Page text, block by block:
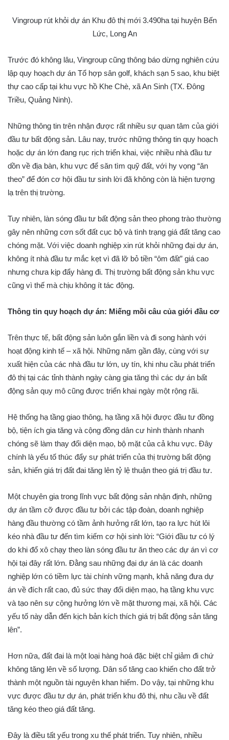
Vingroup rút khỏi dự án Khu đô thị mới 3.490ha tại huyện Bến
Lức, Long An
Trước đó không lâu, Vingroup cũng thông báo dừng nghiên cứu
lập quy hoạch dự án Tổ hợp sân golf, khách sạn 5 sao, khu biệt
thự cao cấp tại khu vực hồ Khe Chè, xã An Sinh (TX. Đông
Triều, Quảng Ninh).
Những thông tin trên nhận được rất nhiều sự quan tâm của giới
đầu tư bất động sản. Lâu nay, trước những thông tin quy hoạch
hoặc dự án lớn đang rục rịch triển khai, việc nhiều nhà đầu tư
dồn về địa bàn, khu vực để săn tìm quỹ đất, với hy vọng “ăn
theo” để đón cơ hội đầu tư sinh lời đã không còn là hiện tượng
lạ trên thị trường.
Tuy nhiên, làn sóng đầu tư bất động sản theo phong trào thường
gây nên những cơn sốt đất cục bộ và tình trạng giá đất tăng cao
chóng mặt. Với việc doanh nghiệp xin rút khỏi những đại dự án,
không ít nhà đầu tư mắc kẹt vì đã lỡ bỏ tiền “ôm đất” giá cao
nhưng chưa kịp đẩy hàng đi. Thị trường bất động sản khu vực
cũng vì thế mà chịu không ít tác động.
Thông tin quy hoạch dự án: Miếng mồi câu của giới đầu cơ
Trên thực tế, bất động sản luôn gắn liền và đi song hành với
hoạt động kinh tế – xã hội. Những năm gần đây, cùng với sự
xuất hiện của các nhà đầu tư lớn, uy tín, khi nhu cầu phát triển
đô thị tại các tỉnh thành ngày càng gia tăng thì các dự án bất
động sản quy mô cũng được triển khai ngày một rộng rãi.
Hệ thống hạ tầng giao thông, hạ tầng xã hội được đầu tư đồng
bộ, tiện ích gia tăng và cộng đồng dân cư hình thành nhanh
chóng sẽ làm thay đổi diện mạo, bộ mặt của cả khu vực. Đây
chính là yếu tố thúc đẩy sự phát triển của thị trường bất động
sản, khiến giá trị đất đai tăng lên tỷ lệ thuận theo giá trị đầu tư.
Một chuyên gia trong lĩnh vực bất động sản nhận định, những
dự án tầm cỡ được đầu tư bởi các tập đoàn, doanh nghiệp
hàng đầu thường có tầm ảnh hưởng rất lớn, tạo ra lực hút lôi
kéo nhà đầu tư đến tìm kiếm cơ hội sinh lời: “Giới đầu tư có lý
do khi đổ xô chạy theo làn sóng đầu tư ăn theo các dự án vì cơ
hội tại đây rất lớn. Đằng sau những đại dự án là các doanh
nghiệp lớn có tiềm lực tài chính vững mạnh, khả năng đưa dự
án về đích rất cao, đủ sức thay đổi diện mạo, hạ tầng khu vực
và tạo nên sự cộng hưởng lớn về mặt thương mại, xã hội. Các
yếu tố này dẫn đến kịch bản kích thích giá trị bất động sản tăng
lên”.
Hơn nữa, đất đai là một loại hàng hoá đặc biệt chỉ giảm đi chứ
không tăng lên về số lượng. Dân số tăng cao khiến cho đất trở
thành một nguồn tài nguyên khan hiếm. Do vậy, tại những khu
vực được đầu tư dự án, phát triển khu đô thị, nhu cầu về đất
tăng kéo theo giá đất tăng.
Đây là điều tất yếu trong xu thế phát triển. Tuy nhiên, nhiều